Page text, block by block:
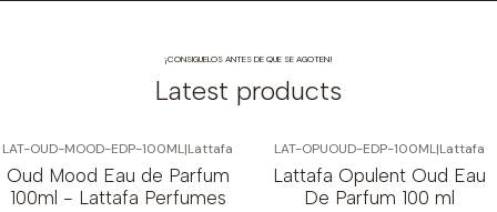
¡CONSIGUELOS ANTES DE QUE SE AGOTEN!
Latest products
Nuevo
LAT-OUD-MOOD-EDP-100ML|Lattafa
Oud Mood Eau de Parfum
100ml - Lattafa Perfumes
Nuevo
LAT-OPUOUD-EDP-100ML|Lattafa
Lattafa Opulent Oud Eau
De Parfum 100 ml